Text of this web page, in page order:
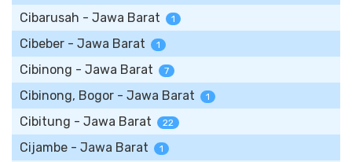
Cibarusah - Jawa Barat 1
Cibeber - Jawa Barat 1
Cibinong - Jawa Barat 7
Cibinong, Bogor - Jawa Barat 1
Cibitung - Jawa Barat 22
Cijambe - Jawa Barat 1